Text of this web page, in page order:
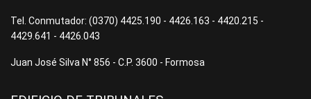
Tel. Conmutador: (0370) 4425.190 - 4426.163 - 4420.215 -
4429.641 - 4426.043
Juan José Silva N° 856 - C.P. 3600 - Formosa